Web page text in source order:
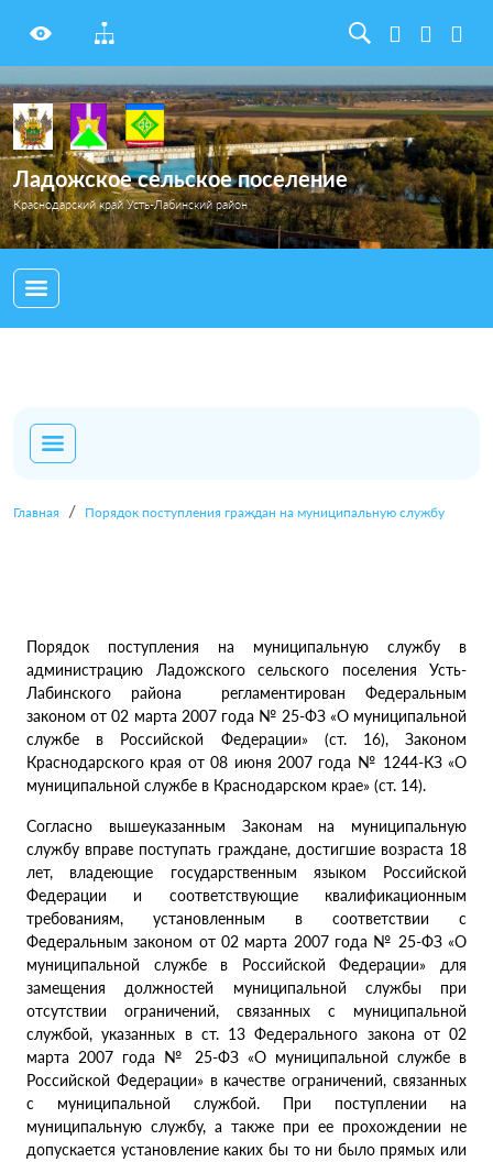
Ладожское сельское поселение
Краснодарский край Усть-Лабинский район
Главная Порядок поступления граждан на муниципальную службу
Порядок поступления на муниципальную службу в
администрацию Ладожского сельского поселения Усть-
Лабинского района регламентирован Федеральным
законом от 02 марта 2007 года № 25-ФЗ «О муниципальной
службе в Российской Федерации» (ст. 16), Законом
Краснодарского края от 08 июня 2007 года № 1244-КЗ «О
муниципальной службе в Краснодарском крае» (ст. 14).
Согласно вышеуказанным Законам на муниципальную
службу вправе поступать граждане, достигшие возраста 18
лет, владеющие государственным языком Российской
Федерации и соответствующие квалификационным
требованиям, установленным в соответствии с
Федеральным законом от 02 марта 2007 года № 25-ФЗ «О
муниципальной службе в Российской Федерации» для
замещения должностей муниципальной службы при
отсутствии ограничений, связанных с муниципальной
службой, указанных в ст. 13 Федерального закона от 02
марта 2007 года № 25-ФЗ «О муниципальной службе в
Российской Федерации» в качестве ограничений, связанных
с муниципальной службой. При поступлении на
муниципальную службу, а также при ее прохождении не
допускается установление каких бы то ни было прямых или